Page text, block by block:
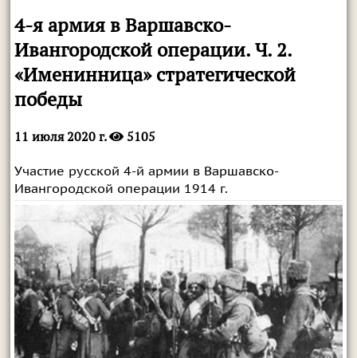
4-я армия в Варшавско-
Ивангородской операции. Ч. 2.
«Именинница» стратегической
победы
11 июля 2020 г. 5105
Участие русской 4-й армии в Варшавско-
Ивангородской операции 1914 г.